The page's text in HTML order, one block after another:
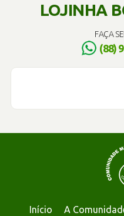
LOJINHA
FAÇA
(88)
Início A